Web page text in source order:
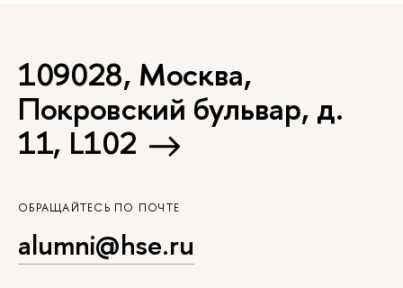
109028, Москва,
Покровский бульвар, д.
11, L102
ОБРАЩАЙТЕСЬ ПО ПОЧТЕ
alumni@hse.ru